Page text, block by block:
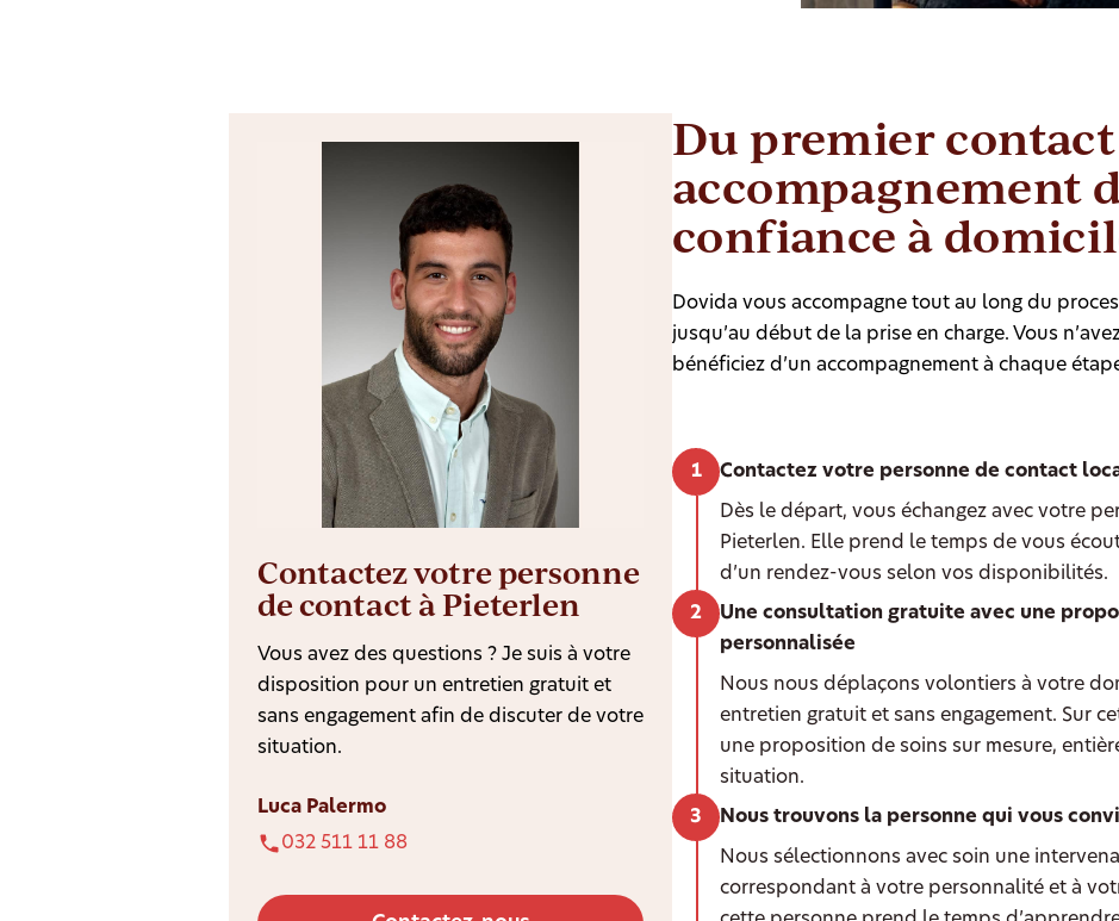
Contactez votre personne
de contact à Pieterlen
Vous avez des questions ? Je suis à votre
disposition pour un entretien gratuit et
sans engagement afin de discuter de votre
situation.
Luca Palermo
032 511 11 88
Du premier
accompagnement
confiance à
Dovida vous accompagne tout au long du
jusqu’au début de la prise en charge. Vous
bénéficiez d’un accompagnement à chaque
Contactez votre personne de contact
Dès le départ, vous échangez avec votre
Pieterlen. Elle prend le temps de vous
d’un rendez-vous selon vos disponibilités.
Une consultation gratuite avec une
personnalisée
Nous nous déplaçons volontiers à votre
entretien gratuit et sans engagement. Sur
une proposition de soins sur mesure,
situation.
Nous trouvons la personne qui vous
Nous sélectionnons avec soin une
correspondant à votre personnalité et à